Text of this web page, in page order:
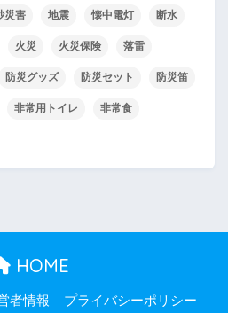
災害 地震 懐中電灯 断水
火災 火災保険 落雷
防災グッズ 防災セット 防災笛
非常用トイレ 非常食
HOME
者情報 プライバシーポリシー